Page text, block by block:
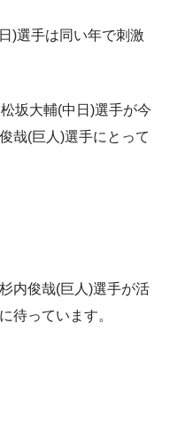
)選手は同い年で刺激
坂大輔(中日)選手が今
哉(巨人)選手にとって
内俊哉(巨人)選手が活
待っています。